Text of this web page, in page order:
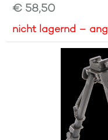
€ 58,50
nicht lagernd –